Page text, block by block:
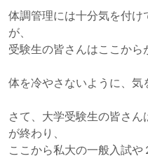
体調管理には十分気を付け
が、
受験生の皆さんはここから
体を冷やさないように、気
さて、大学受験生の皆さん
が終わり、
ここから私大の一般入試や